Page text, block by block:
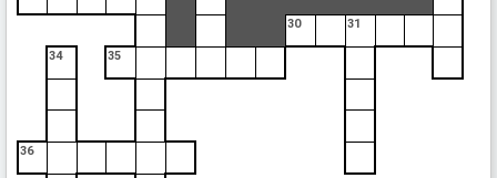
30 31
34 35
36